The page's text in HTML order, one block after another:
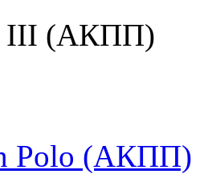
III (АКПП)
Polo (АКПП)